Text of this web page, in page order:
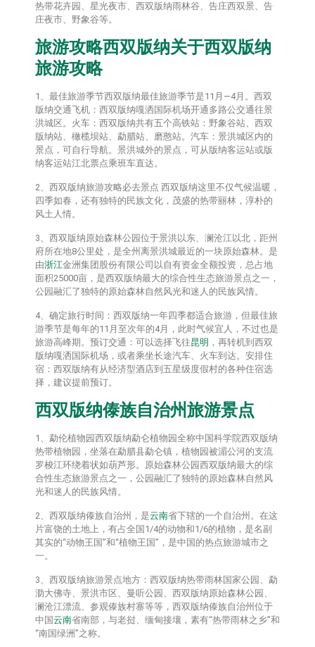
热带花卉园、星光夜市、西双版纳雨林谷、告庄西双景、告
庄夜市、野象谷等。
旅游攻略西双版纳关于西双版纳
旅游攻略
1、最佳旅游季节西双版纳最佳旅游季节是11月—4月。西双
版纳交通飞机：西双版纳嘎洒国际机场开通多路公交通往景
洪城区。火车：西双版纳共有五个高铁站：野象谷站、西双
版纳站、橄榄坝站、勐腊站、磨憨站。汽车：景洪城区内的
景点，可自行导航。景洪城外的景点，可从版纳客运站或版
纳客运站江北票点乘班车直达。
2、西双版纳旅游攻略必去景点 西双版纳这里不仅气候温暖，
四季如春，还有独特的民族文化，茂盛的热带丽林，淳朴的
风土人情。
3、西双版纳原始森林公园位于景洪以东、澜沧江以北，距州
府所在地8公里处，是全州离景洪城最近的一块原始森林。是
由浙江金洲集团股份有限公司以自有资金全额投资，总占地
面积25000亩，是西双版纳最大的综合性生态旅游景点之一，
公园融汇了独特的原始森林自然风光和迷人的民族风情。
4、确定旅行时间：西双版纳一年四季都适合旅游，但最佳旅
游季节是每年的11月至次年的4月，此时气候宜人，不过也是
旅游高峰期。预订交通：可以选择飞往昆明 ，再转机到西双
版纳嘎洒国际机场，或者乘坐长途汽车、火车到达。安排住
宿：西双版纳有从经济型酒店到五星级度假村的各种住宿选
择，建议提前预订。
西双版纳傣族自治州旅游景点
1、勐伦植物园西双版纳勐仑植物园全称中国科学院西双版纳
热带植物园，坐落在勐腊县勐仑镇，植物园被湄公河的支流
罗梭江环绕着状如葫芦形。原始森林公园西双版纳最大的综
合性生态旅游景点之一，公园融汇了独特的原始森林自然风
光和迷人的民族风情。
2、西双版纳傣族自治州，是云南省下辖的一个自治州。在这
片富饶的土地上，有占全国1/4的动物和1/6的植物，是名副
其实的“动物王国”和“植物王国”，是中国的热点旅游城市之
一。
3、西双版纳旅游景点地方：西双版纳热带雨林国家公园、勐
泐大佛寺、景洪市区、曼听公园、西双版纳原始森林公园、
澜沧江漂流、参观傣族村寨等等，西双版纳傣族自治州位于
中国云南省南部，与老挝、缅甸接壤，素有“热带雨林之乡”和
“南国绿洲”之称。